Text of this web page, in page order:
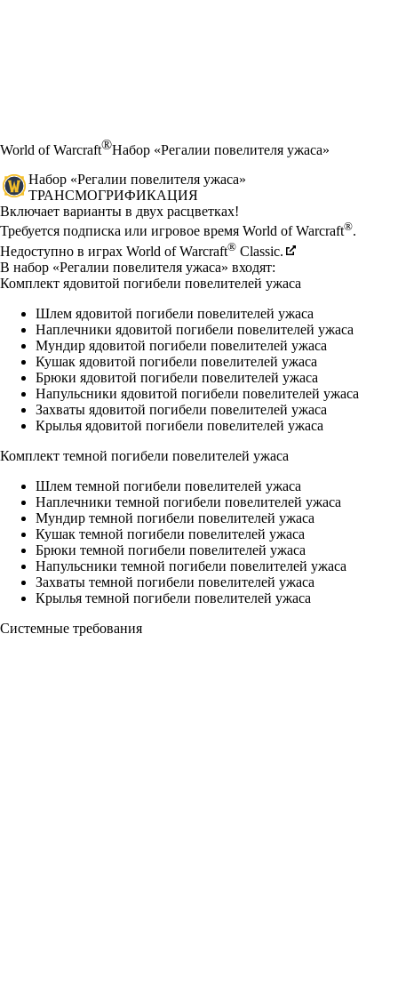
World of Warcraft®Набор «Регалии повелителя ужаса»
Набор «Регалии повелителя ужаса»
ТРАНСМОГРИФИКАЦИЯ
Product Notification
Включает варианты в двух расцветках!
Цена
Available actions
Требуется подписка или игровое время World of Warcraft®.
Недоступно в играх World of Warcraft® Classic.
В набор «Регалии повелителя ужаса» входят:
Комплект ядовитой погибели повелителей ужаса
Шлем ядовитой погибели повелителей ужаса
Наплечники ядовитой погибели повелителей ужаса
Мундир ядовитой погибели повелителей ужаса
Кушак ядовитой погибели повелителей ужаса
Брюки ядовитой погибели повелителей ужаса
Напульсники ядовитой погибели повелителей ужаса
Захваты ядовитой погибели повелителей ужаса
Крылья ядовитой погибели повелителей ужаса
Комплект темной погибели повелителей ужаса
Шлем темной погибели повелителей ужаса
Наплечники темной погибели повелителей ужаса
Мундир темной погибели повелителей ужаса
Кушак темной погибели повелителей ужаса
Брюки темной погибели повелителей ужаса
Напульсники темной погибели повелителей ужаса
Захваты темной погибели повелителей ужаса
Крылья темной погибели повелителей ужаса
Системные требования